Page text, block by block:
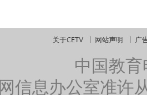
关于CETV 网站声明 广
中国教
信息办公室准许